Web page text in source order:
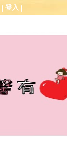
| 登入 |